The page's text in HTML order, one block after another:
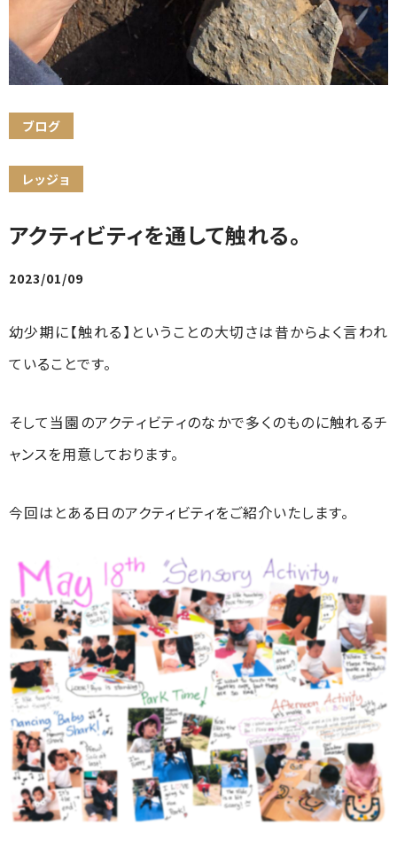
ブログ
レッジョ
アクティビティを通して触れる。
2023/01/09
幼少期に【触れる】ということの大切さは昔からよく言われ
ていることです。
そして当園のアクティビティのなかで多くのものに触れるチ
ャンスを用意しております。
今回はとある日のアクティビティをご紹介いたします。